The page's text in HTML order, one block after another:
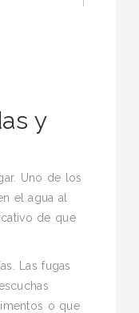
y
Uno de los
el agua al
de que
Las fugas
o que